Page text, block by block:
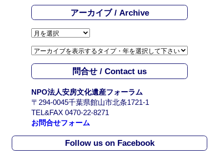
アーカイブ / Archive
ア
カ
イ
A
r
c
h
i
問合せ / Contact us
NPO法人安房文化遺産フォーラム
〒294-0045千葉県館山市北条1721-1
TEL&FAX 0470-22-8271
お問合せフォーム
Follow us on Facebook